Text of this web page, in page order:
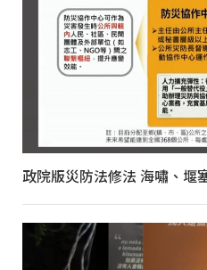
政院版災防法修法 海嘯、堰